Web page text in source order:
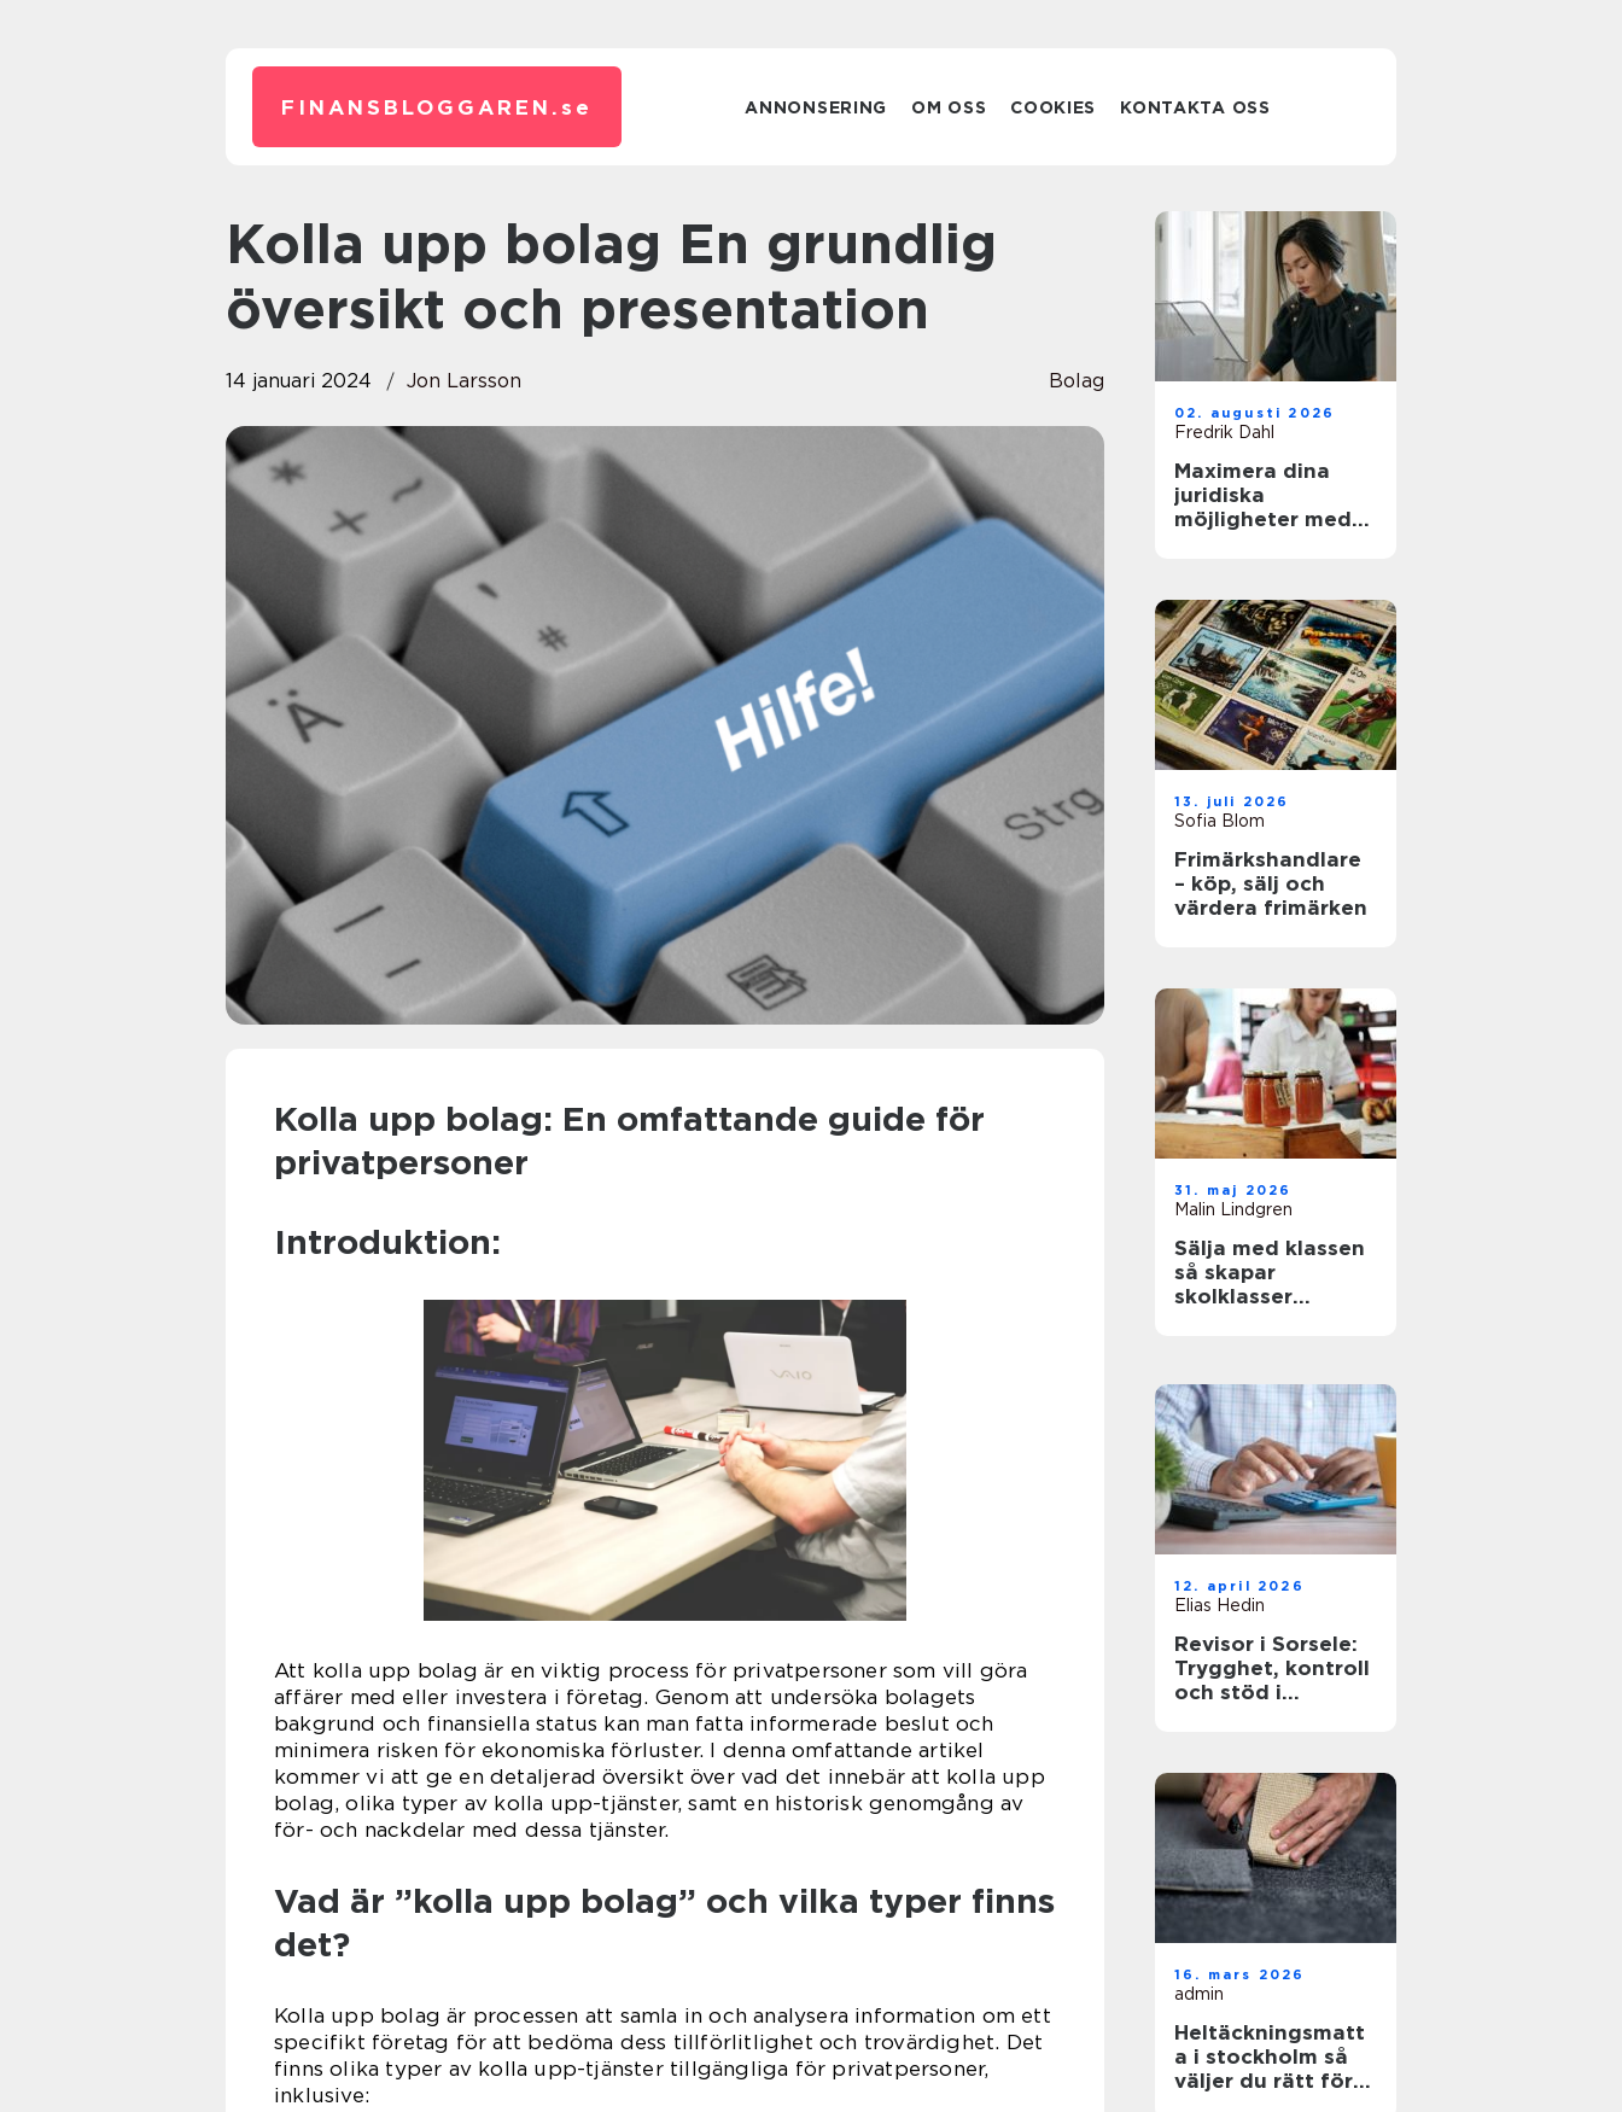
FINANSBLOGGAREN. se ANNONSERING OM OSS COOKIES KONTAKTA OSS
Kolla upp bolag En grundlig
översikt och presentation
14 januari 2024 Jon Larsson Bolag
Kolla upp bolag: En omfattande guide för
privatpersoner
Introduktion:
Att kolla upp bolag är en viktig process för privatpersoner som vill göra
affärer med eller investera i företag. Genom att undersöka bolagets
bakgrund och finansiella status kan man fatta informerade beslut och
minimera risken för ekonomiska förluster. I denna omfattande artikel
kommer vi att ge en detaljerad översikt över vad det innebär att kolla upp
bolag, olika typer av kolla upp-tjänster, samt en historisk genomgång av
för- och nackdelar med dessa tjänster.
Vad är ”kolla upp bolag” och vilka typer finns
det?
Kolla upp bolag är processen att samla in och analysera information om ett
specifikt företag för att bedöma dess tillförlitlighet och trovärdighet. Det
finns olika typer av kolla upp-tjänster tillgängliga för privatpersoner,
inklusive:
02. augusti 2026
Fredrik Dahl
Maximera dina
juridiska
möjligheter med
13. juli 2026
Sofia Blom
Frimärkshandlare
– köp, sälj och
värdera frimärken
31. maj 2026
Malin Lindgren
Sälja med klassen
så skapar
skolklasser
12. april 2026
Elias Hedin
Revisor i Sorsele:
Trygghet, kontroll
och stöd i
16. mars 2026
admin
Heltäckningsmatt
a i stockholm så
väljer du rätt för